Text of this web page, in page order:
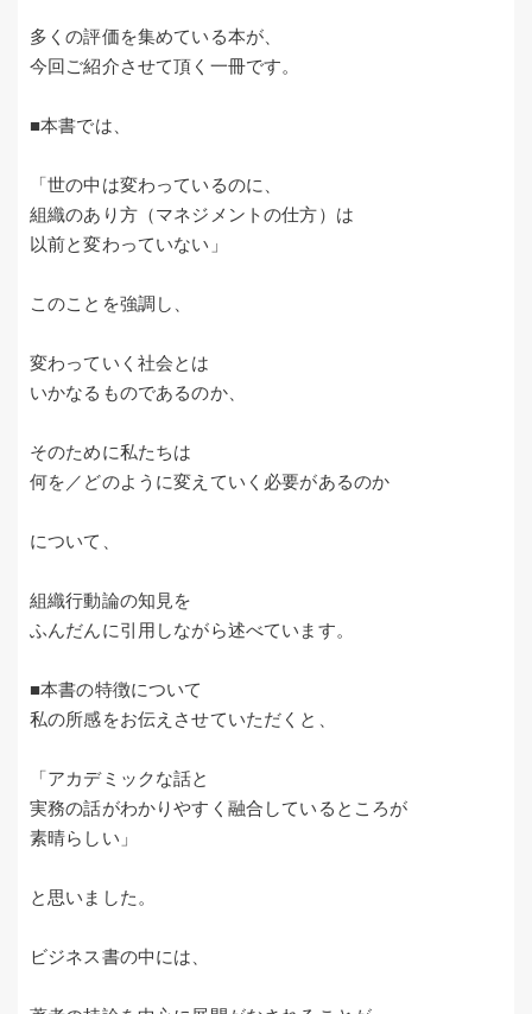
多くの評価を集めている本が、
今回ご紹介させて頂く一冊です。
■本書では、
「世の中は変わっているのに、
組織のあり方（マネジメントの仕方）は
以前と変わっていない」
このことを強調し、
変わっていく社会とは
いかなるものであるのか、
そのために私たちは
何を／どのように変えていく必要があるのか
について、
組織行動論の知見を
ふんだんに引用しながら述べています。
■本書の特徴について
私の所感をお伝えさせていただくと、
「アカデミックな話と
実務の話がわかりやすく融合しているところが
素晴らしい」
と思いました。
ビジネス書の中には、